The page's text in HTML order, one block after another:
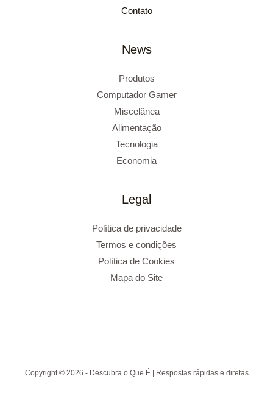
Contato
News
Produtos
Computador Gamer
Miscelânea
Alimentação
Tecnologia
Economia
Legal
Política de privacidade
Termos e condições
Política de Cookies
Mapa do Site
Copyright © 2026 - Descubra o Que É | Respostas rápidas e diretas